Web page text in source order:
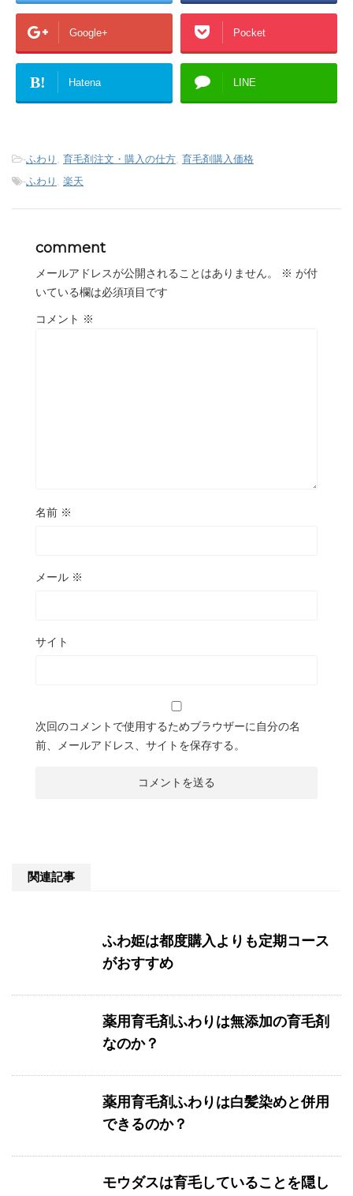
Google+ Pocket
B! Hatena LINE
-ふわり , 育毛剤注文・購入の仕方, 育毛剤購入価格
-ふわり , 楽天
comment
メールアドレスが公開されることはありません。 ※ が付
いている欄は必須項目です
コメント ※
名前 ※
メール ※
サイト
次回のコメントで使用するためブラウザーに自分の名
前、メールアドレス、サイトを保存する。
関連記事
ふわ姫は都度購入よりも定期コース
がおすすめ
薬用育毛剤ふわりは無添加の育毛剤
なのか？
薬用育毛剤ふわりは白髪染めと併用
できるのか？
モウダスは育毛していることを隠し